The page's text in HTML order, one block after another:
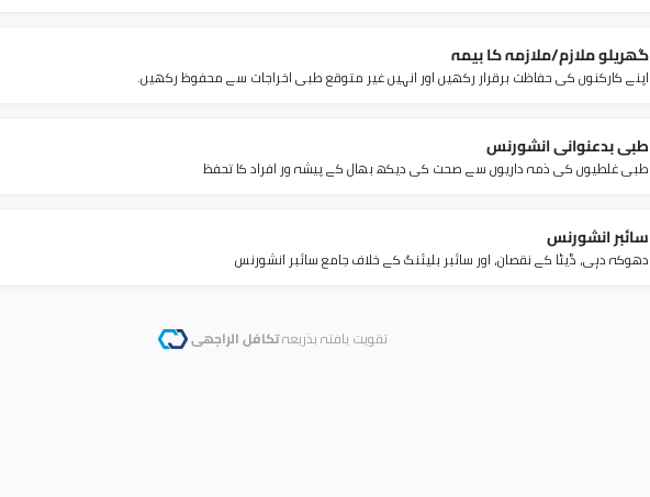
گھریلو ملازم/ملازمہ کا بیمہ
اپنے کارکنوں کی حفاظت برقرار رکھیں اور انہیں غیر متوقع طبی اخراجات سے محفوظ رکھیں۔
طبی بدعنوانی انشورنس
طبی غلطیوں کی ذمہ داریوں سے صحت کی دیکھ بھال کے پیشہ ور افراد کا تحفظ
سائبر انشورنس
دھوکہ دہی، ڈیٹا کے نقصان، اور سائبر بلیئنگ کے خلاف جامع سائبر انشورنس
تقویت یافتہ بذریعہتکافل الراجھی